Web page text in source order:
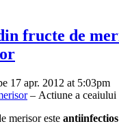
fructe de
17 apr. 2012 at 5:03pm
– Actiune a ceaiului
merisor este antiinfectios